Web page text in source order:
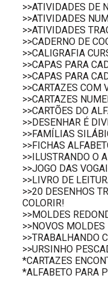
>>ATIVIDADES DE
>>ATIVIDADES
>>ATIVIDADES
>>CADERNO DE
>>CALIGRAFIA
>>CAPAS PARA
>>CAPAS PARA
>>CARTAZES COM
>>CARTAZES
>>CARTÕES DO
>>DESENHAR É
>>FAMÍLIAS
>>FICHAS
>>ILUSTRANDO O
>>JOGO DAS
>>LIVRO DE
>>20 DESENHOS
COLORIR!
>>MOLDES
>>NOVOS MOLDES
>>TRABALHANDO
>>URSINHO
*CARTAZES
*ALFABETO PARA